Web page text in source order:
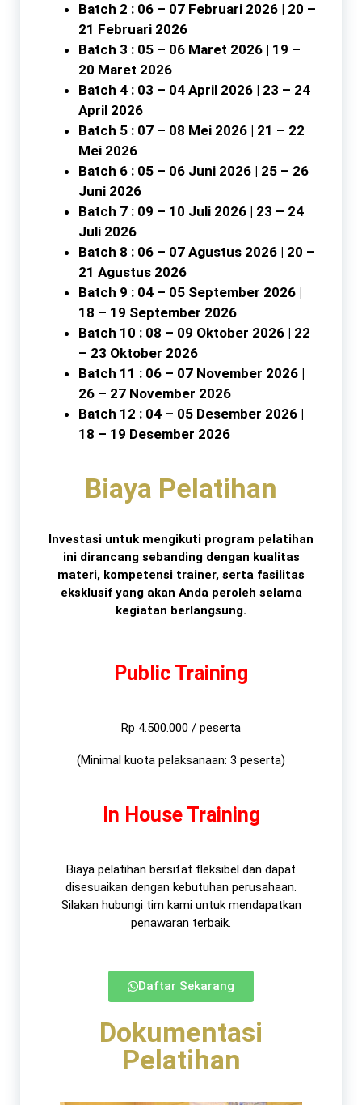
Batch 2 : 06 – 07 Februari 2026 | 20 –
21 Februari 2026
Batch 3 : 05 – 06 Maret 2026 | 19 –
20 Maret 2026
Batch 4 : 03 – 04 April 2026 | 23 – 24
April 2026
Batch 5 : 07 – 08 Mei 2026 | 21 – 22
Mei 2026
Batch 6 : 05 – 06 Juni 2026 | 25 – 26
Juni 2026
Batch 7 : 09 – 10 Juli 2026 | 23 – 24
Juli 2026
Batch 8 : 06 – 07 Agustus 2026 | 20 –
21 Agustus 2026
Batch 9 : 04 – 05 September 2026 |
18 – 19 September 2026
Batch 10 : 08 – 09 Oktober 2026 | 22
– 23 Oktober 2026
Batch 11 : 06 – 07 November 2026 |
26 – 27 November 2026
Batch 12 : 04 – 05 Desember 2026 |
18 – 19 Desember 2026
Biaya Pelatihan
Investasi untuk mengikuti program pelatihan
ini dirancang sebanding dengan kualitas
materi, kompetensi trainer, serta fasilitas
eksklusif yang akan Anda peroleh selama
kegiatan berlangsung.
Public Training
Rp 4.500.000 / peserta
(Minimal kuota pelaksanaan: 3 peserta)
In House Training
Biaya pelatihan bersifat fleksibel dan dapat
disesuaikan dengan kebutuhan perusahaan.
Silakan hubungi tim kami untuk mendapatkan
penawaran terbaik.​
Daftar Sekarang
Dokumentasi
Pelatihan